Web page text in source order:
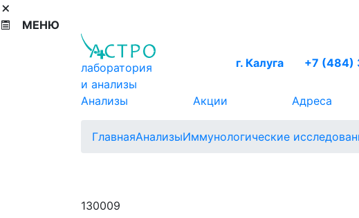
МЕНЮ
лаборатория
и анализы
г. Калуга +7 (484)
Анализы Акции Адреса
ГлавнаяАнализыИммунологические
130009